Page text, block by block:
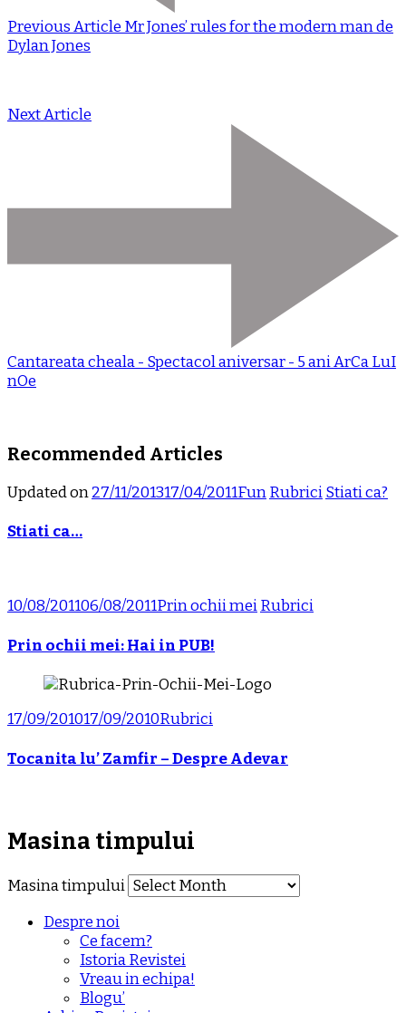
Previous Article Mr Jones’ rules for the modern man de
Dylan Jones
Next Article
Cantareata cheala - Spectacol aniversar - 5 ani ArCa LuI
nOe
Recommended Articles
Updated on27/11/201317/04/2011FunRubriciStiati ca?
Stiati ca…
10/08/201106/08/2011Prin ochii meiRubrici
Prin ochii mei: Hai in PUB!
17/09/201017/09/2010Rubrici
Tocanita lu’ Zamfir – Despre Adevar
Masina timpului
Masina timpului
Despre noi
Ce facem?
Istoria Revistei
Vreau in echipa!
Blogu’